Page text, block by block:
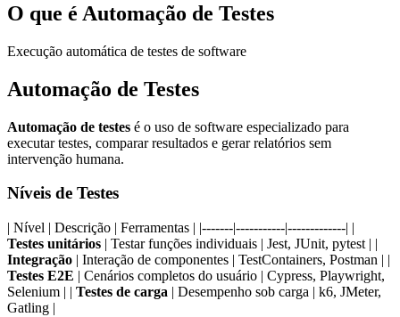
O que é Automação de Testes
Execução automática de testes de software
Automação de Testes
Automação de testes é o uso de software especializado para
executar testes, comparar resultados e gerar relatórios sem
intervenção humana.
Níveis de Testes
| Nível | Descrição | Ferramentas | |-------|-----------|-------------| |
Testes unitários | Testar funções individuais | Jest, JUnit, pytest | |
Integração | Interação de componentes | TestContainers, Postman | |
Testes E2E | Cenários completos do usuário | Cypress, Playwright,
Selenium | | Testes de carga | Desempenho sob carga | k6, JMeter,
Gatling |